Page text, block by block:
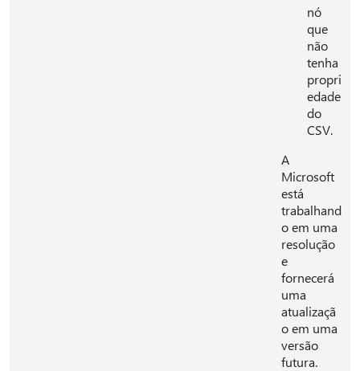
nó
que
não
tenha
propri
edade
do
CSV.
A
Microsoft
está
trabalhand
o em uma
resolução
e
fornecerá
uma
atualizaçã
o em uma
versão
futura.